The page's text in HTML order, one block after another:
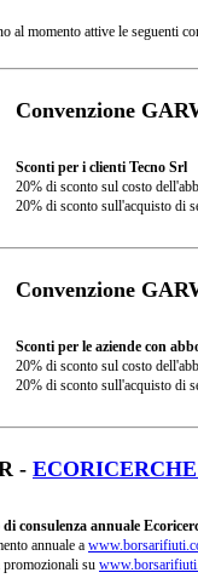
al momento attive le seguenti
Convenzione
Sconti per i clienti Tecno Srl
20% di sconto sul costo
20% di sconto sull'acquisto di
Convenzione
Sconti per le aziende con
20% di sconto sul costo
20% di sconto sull'acquisto di
-
consulenza annuale
annuale a
su